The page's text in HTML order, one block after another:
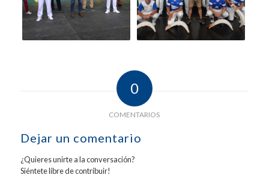
0
COMENTARIOS
Dejar un comentario
¿Quieres unirte a la conversación?
Siéntete libre de contribuir!